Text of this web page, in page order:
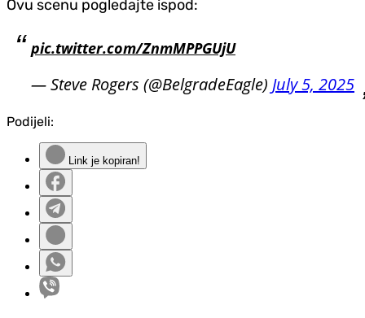
Ovu scenu pogledajte ispod:
pic.twitter.com/ZnmMPPGUjU
— Steve Rogers (@BelgradeEagle) July 5, 2025
Podijeli:
Link je kopiran!